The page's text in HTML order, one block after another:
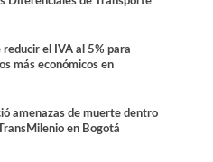
reducir el IVA al 5% para
más económicos en
amenazas de muerte dentro
en Bogotá